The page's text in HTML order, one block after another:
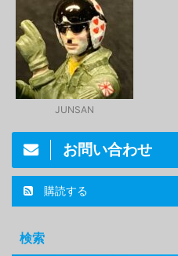
JUNSAN
お問い合わせ
購読する
検索